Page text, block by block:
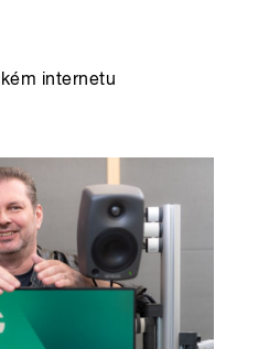
internetu